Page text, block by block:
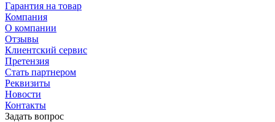
Гарантия на товар
Компания
О компании
Отзывы
Клиентский сервис
Претензия
Стать партнером
Реквизиты
Новости
Контакты
Задать вопрос